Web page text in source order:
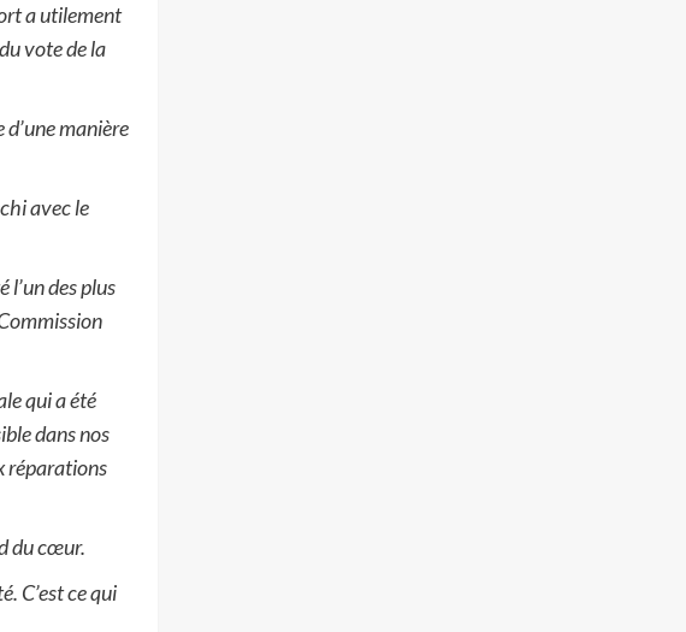
a utilement
vote de la
manière
avec le
des plus
qui a été
dans nos
réparations
du cœur.
C’est ce qui